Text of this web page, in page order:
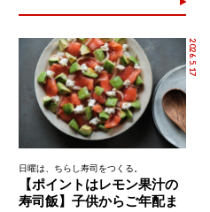
2026.5.17
日曜は、ちらし寿司をつくる。
【ポイントはレモン果汁の
寿司飯】子供からご年配ま